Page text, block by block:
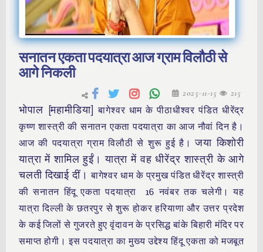
सनातन एकता पदयात्रा आज ग्राम विलौठी से
आगे निकली
2025-11-15 215
भोपाल [महामीडिया]बागेश्वर धाम के पीठाधीश्वर पंडित धीरेंद्र
कृष्ण शास्त्री की सनातन एकता पदयात्रा का आज नौवां दिन है।
आज की पदयात्रा ग्राम विलौठी से शुरू हुई है।जया किशोरी
यात्रा में शामिल हुईं। यात्रा में वह धीरेंद्र शास्त्री के आगे
चलती दिखाई दीं।बागेश्वर धाम के प्रमुख पंडित धीरेंद्र शास्त्री
की सनातन हिंदू एकता पदयात्रा 16 नवंबर तक चलेगी। यह
यात्रा दिल्ली के छतरपुर से शुरू होकर हरियाणा और उत्तर प्रदेश
के कई जिलों से गुजरते हुए वृंदावन के प्रसिद्ध बांके बिहारी मंदिर पर
समाप्त होगी। इस पदयात्रा का मुख्य उद्देश्य हिंदू एकता को मजबूत